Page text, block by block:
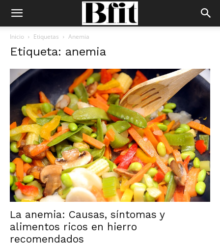
Inicio Etiquetas Anemia
Etiqueta: anemia
La anemia: Causas, síntomas y
alimentos ricos en hierro
recomendados